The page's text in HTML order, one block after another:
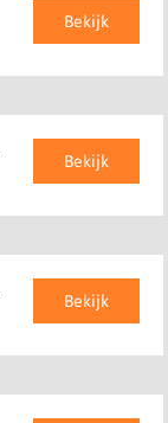
Bekijk
Bekijk
Bekijk